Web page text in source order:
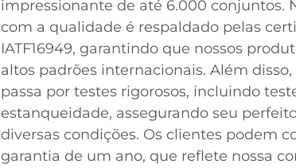
impressionante de até 6.000 conjuntos.
com a qualidade é respaldado pelas
IATF16949, garantindo que nossos
altos padrões internacionais. Além
passa por testes rigorosos, incluindo
estanqueidade, assegurando seu
diversas condições. Os clientes podem
garantia de um ano, que reflete nossa